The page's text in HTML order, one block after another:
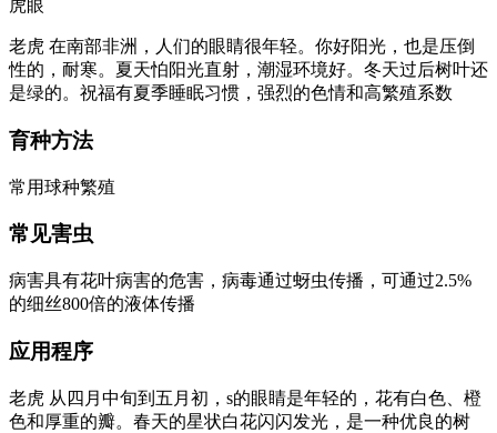
虎眼
老虎 在南部非洲，人们的眼睛很年轻。你好阳光，也是压倒
性的，耐寒。夏天怕阳光直射，潮湿环境好。冬天过后树叶还
是绿的。祝福有夏季睡眠习惯，强烈的色情和高繁殖系数
育种方法
常用球种繁殖
常见害虫
病害具有花叶病害的危害，病毒通过蚜虫传播，可通过2.5%
的细丝800倍的液体传播
应用程序
老虎 从四月中旬到五月初，s的眼睛是年轻的，花有白色、橙
色和厚重的瓣。春天的星状白花闪闪发光，是一种优良的树